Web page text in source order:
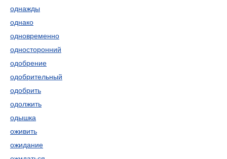
однажды
однако
одновременно
односторонний
одобрение
одобрительный
одобрить
одолжить
одышка
оживить
ожидание